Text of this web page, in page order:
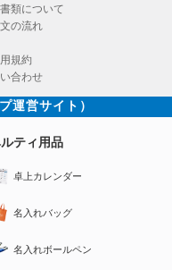
類について
の流れ
規約
合わせ
運営サイト）
ルティ用品
卓上カレンダー
名入れバッグ
名入れボールペン